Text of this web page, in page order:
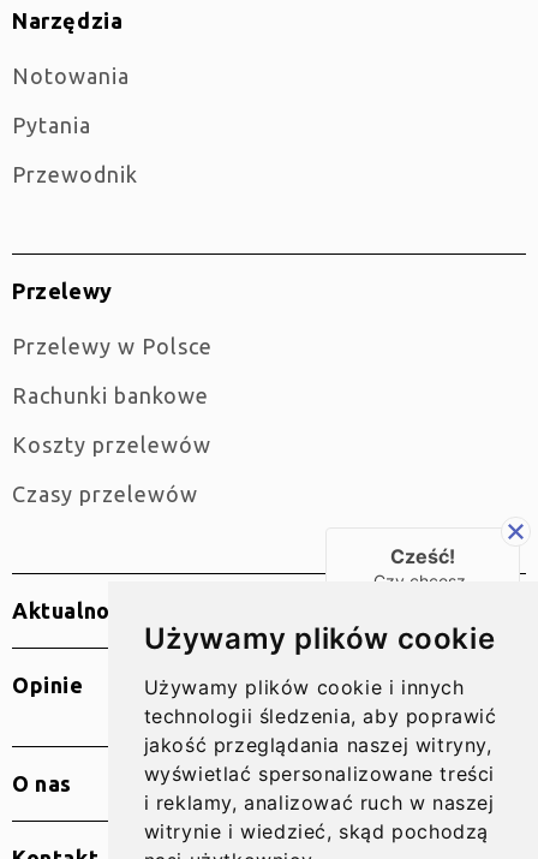
Używamy plików cookie
Używamy plików cookie i innych
technologii śledzenia, aby poprawić
jakość przeglądania naszej witryny,
wyświetlać spersonalizowane treści
i reklamy, analizować ruch w naszej
witrynie i wiedzieć, skąd pochodzą
Narzędzia
Notowania
Pytania
Przewodnik
Przelewy
Przelewy w Polsce
Rachunki bankowe
Koszty przelewów
Czasy przelewów
Aktualności
Opinie
O nas
Cześć!
Czy chcesz,
do Ciebie za darmo
w28sekund?
TAK